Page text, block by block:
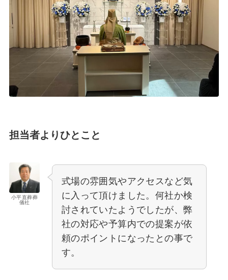
担当者よりひとこと
小平直葬葬
儀社
式場の雰囲気やアクセスなど気
に入って頂けました。何社か検
討されていたようでしたが、弊
社の対応や予算内での提案が依
頼のポイントになったとの事で
す。